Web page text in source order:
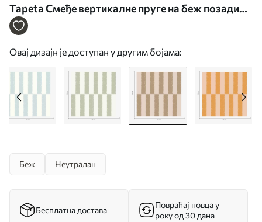
Tapeta Смеђе вертикалне пруге на беж позадини
бр. a01190v2
Овај дизајн је доступан у другим бојама:
Беж Неутралан
Бесплатна достава
Повраћај новца у
року од 30 дана